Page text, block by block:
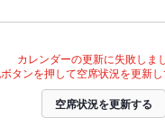
カレンダーの更新に失敗しまし
タンを押して空席状況を更新し
空席状況を更新する